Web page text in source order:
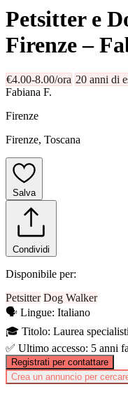
Petsitter e
Firenze–
€4.00-8.00/ora 20 anni di
Fabiana F.
Firenze
Firenze, Toscana
Salva
Condividi
Disponibile per:
Petsitter Dog Walker
🗣️ Lingue: Italiano
🎓 Titolo: Laurea
✅ Ultimo accesso: 5 anni fa
Registrati per contattare
Crea un annuncio per